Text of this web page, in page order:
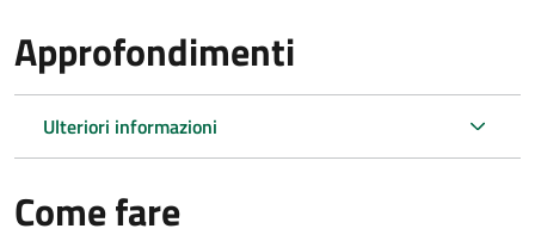
Approfondimenti
Ulteriori informazioni
Come fare